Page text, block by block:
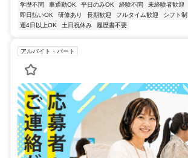
学歴不問
車通勤OK 平日のみOK 経験不問 未経験者歓迎
即日払いOK
研修あり 長期歓迎 フルタイム歓迎 シフト制
週4日以上OK
土日祝休み 履歴書不要
アルバイト・パート